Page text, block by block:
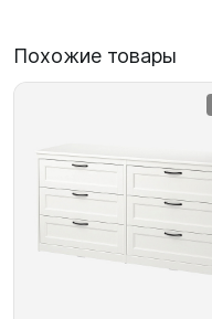
Похожие товары